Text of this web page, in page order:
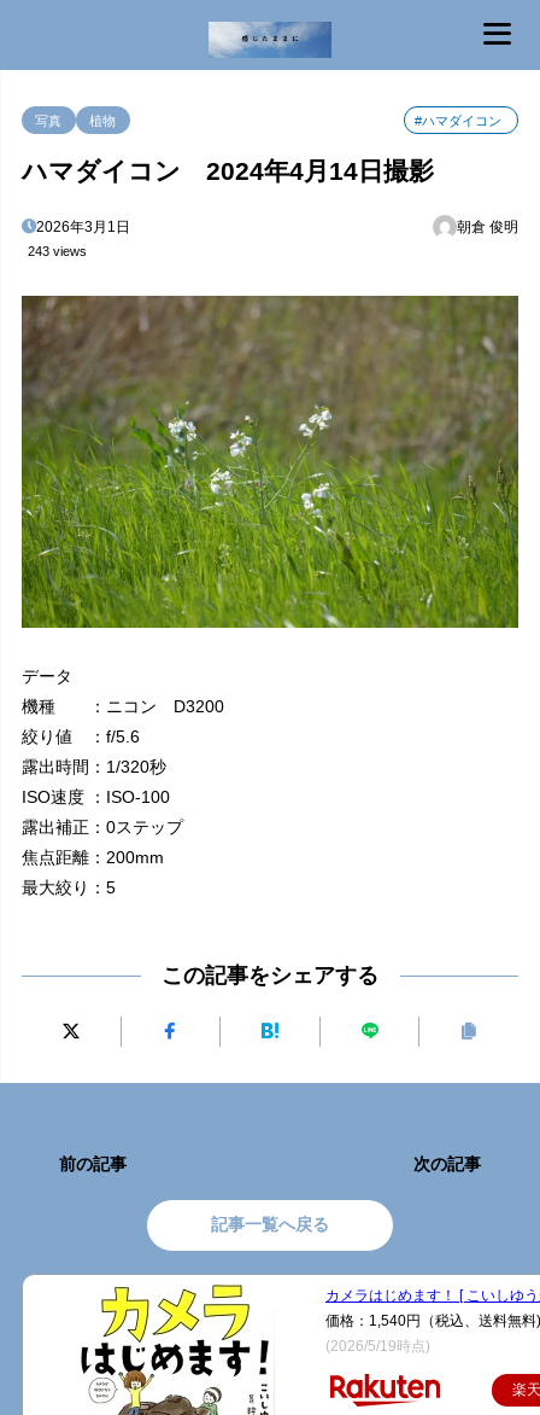
写真 植物 #ハマダイコン
ハマダイコン 2024年4月14日撮影
2026年3月1日 朝倉 俊明
243 views
データ
機種 ：ニコン D3200
絞り値 ：f/5.6
露出時間：1/320秒
ISO速度 ：ISO-100
露出補正：0ステップ
焦点距離：200mm
最大絞り：5
この記事をシェアする
前の記事
記事一覧へ戻る
次の記事
カメラはじめます！ [ こいしゆ
価格：1,540円（税込、送料無料)
(2026/5/19時点)
楽